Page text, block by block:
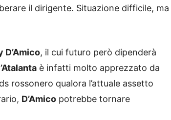
il dirigente. Situazione difficile, ma
D’Amico, il cui futuro però dipenderà
è infatti molto apprezzato da
rossonero qualora l’attuale assetto
D’Amico potrebbe tornare